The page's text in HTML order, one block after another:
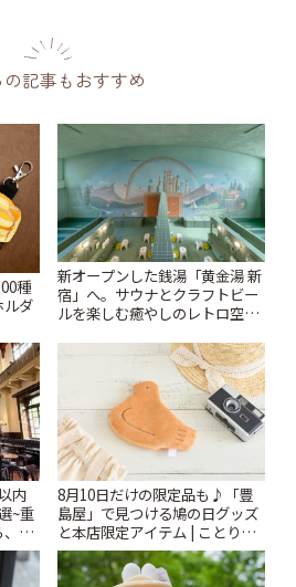
の記事もおすすめ
種
ルダ
っ
新オープンした銭湯「黄金湯 新
宿」へ。サウナとクラフトビー
ルを楽しむ癒やしのレトロ空間
内
~重
、改
こと
8月10日だけの限定品も♪「豊
島屋」で見つける鳩の日グッズ
と本店限定アイテム | ことりっ
ぷ